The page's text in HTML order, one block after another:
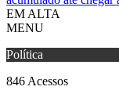
EM ALTA
MENU
Política
846 Acessos